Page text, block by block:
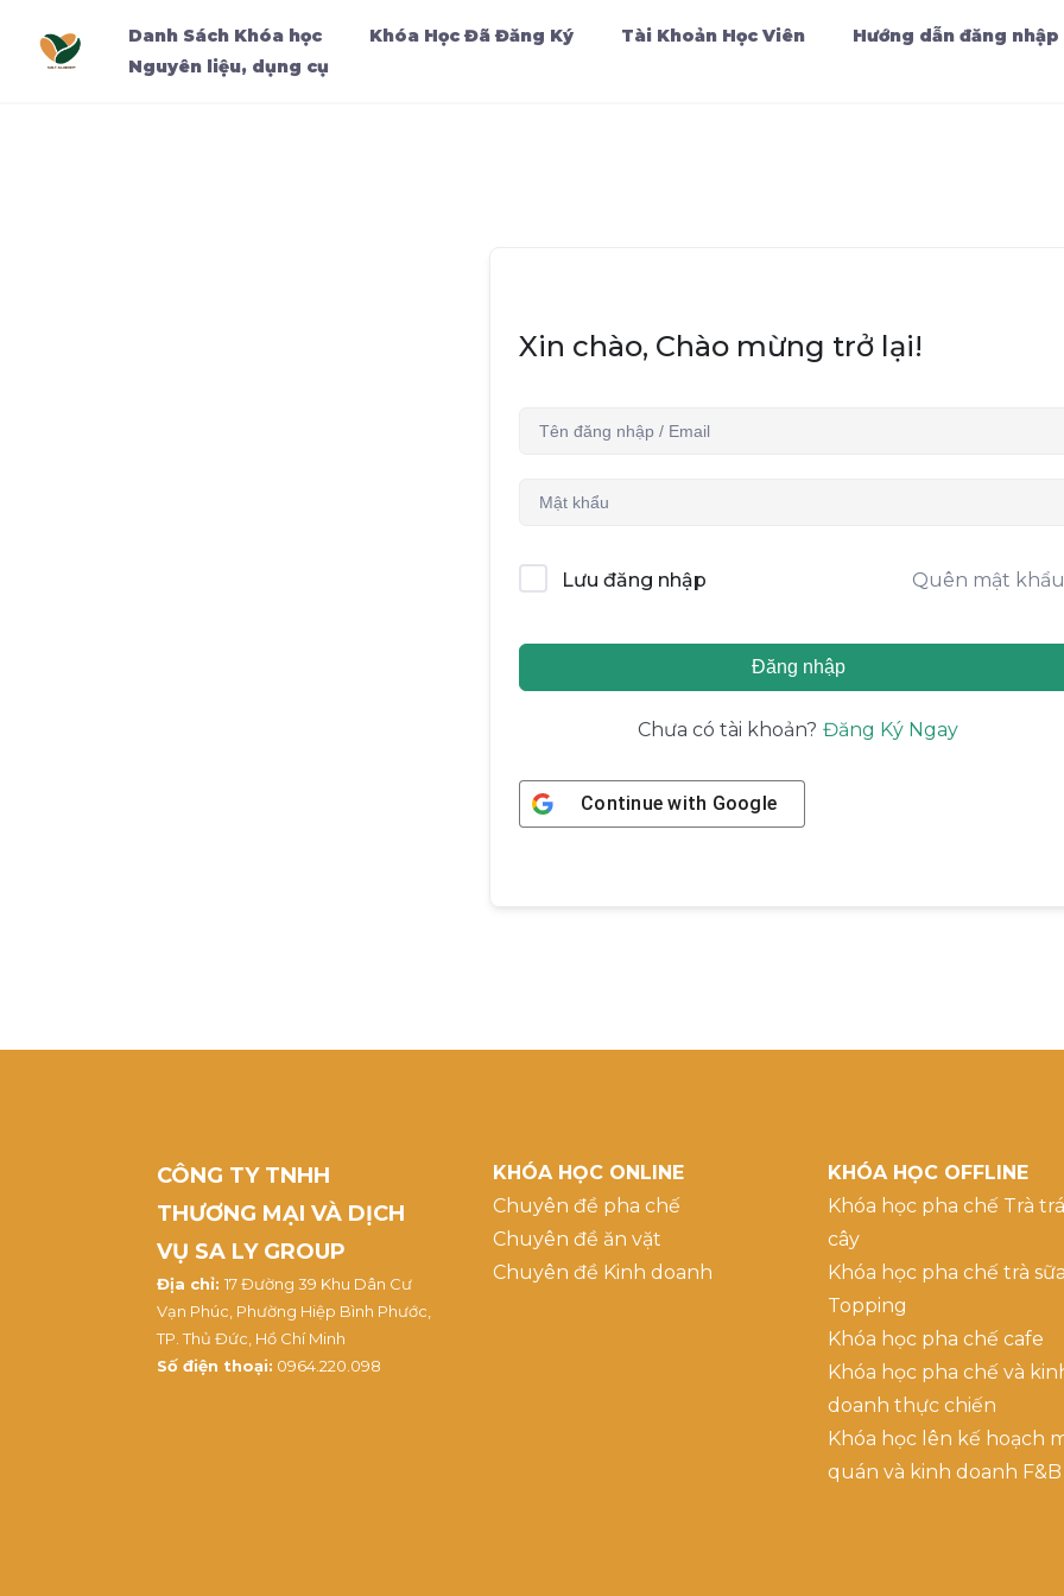
Danh Sách Khóa học Khóa Học Đã Đăng Ký Tài Khoản Học Viên
Hướng dẫn đăng nhập
Nguyên liệu, dụng cụ
Xin chào, Chào mừng trở lại!
Lưu đăng nhập Quên mật
Đăng nhập
Chưa có tài khoản? Đăng Ký Ngay
Continue with Google
CÔNG TY TNHH
THƯƠNG MẠI VÀ DỊCH
VỤ SA LY GROUP
Địa chỉ: 17 Đường 39 Khu Dân Cư
Vạn Phúc, Phường Hiệp Bình Phước,
TP. Thủ Đức, Hồ Chí Minh
Số điện thoại: 0964.220.098
KHÓA HỌC ONLINE
Chuyên đề pha chế
Chuyên đề ăn vặt
Chuyên đề Kinh doanh
KHÓA HỌC OFFLINE
Khóa học pha chế Trà
cây
Khóa học pha chế trà
Topping
Khóa học pha chế cafe
Khóa học pha chế và
doanh thực chiến
Khóa học lên kế hoạch
quán và kinh doanh F&B